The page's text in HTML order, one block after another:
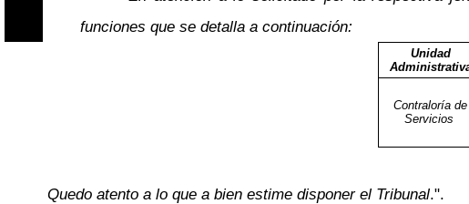
funciones que se detalla a continuación:
Unidad
Contraloría de
Servicios
Quedo atento a lo que a bien estime disponer el Tribunal.".